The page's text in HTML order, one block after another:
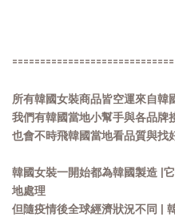
所有韓國女裝商品皆空運來自韓
我們有韓國當地小幫手與各品牌
也會不時飛韓國當地看品質與找
韓國女裝一開始都為韓國製造 |
地處理
但隨疫情後全球經濟狀況不同 |